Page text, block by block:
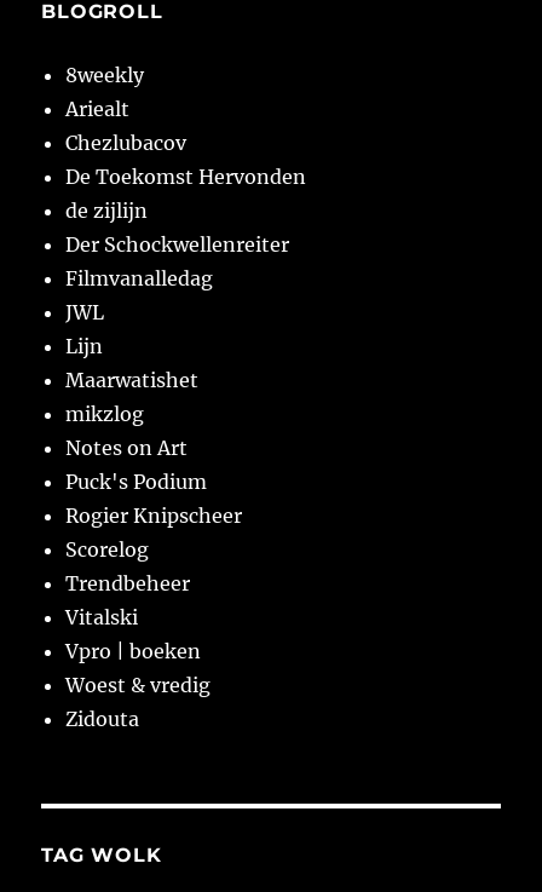
BLOGROLL
8weekly
Ariealt
Chezlubacov
De Toekomst Hervonden
de zijlijn
Der Schockwellenreiter
Filmvanalledag
JWL
Lijn
Maarwatishet
mikzlog
Notes on Art
Puck's Podium
Rogier Knipscheer
Scorelog
Trendbeheer
Vitalski
Vpro | boeken
Woest & vredig
Zidouta
TAG WOLK